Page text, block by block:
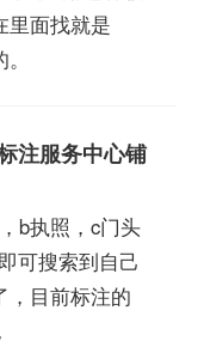
里面找就是
注服务中心铺
b执照，c门头
可搜索到自己
，目前标注的